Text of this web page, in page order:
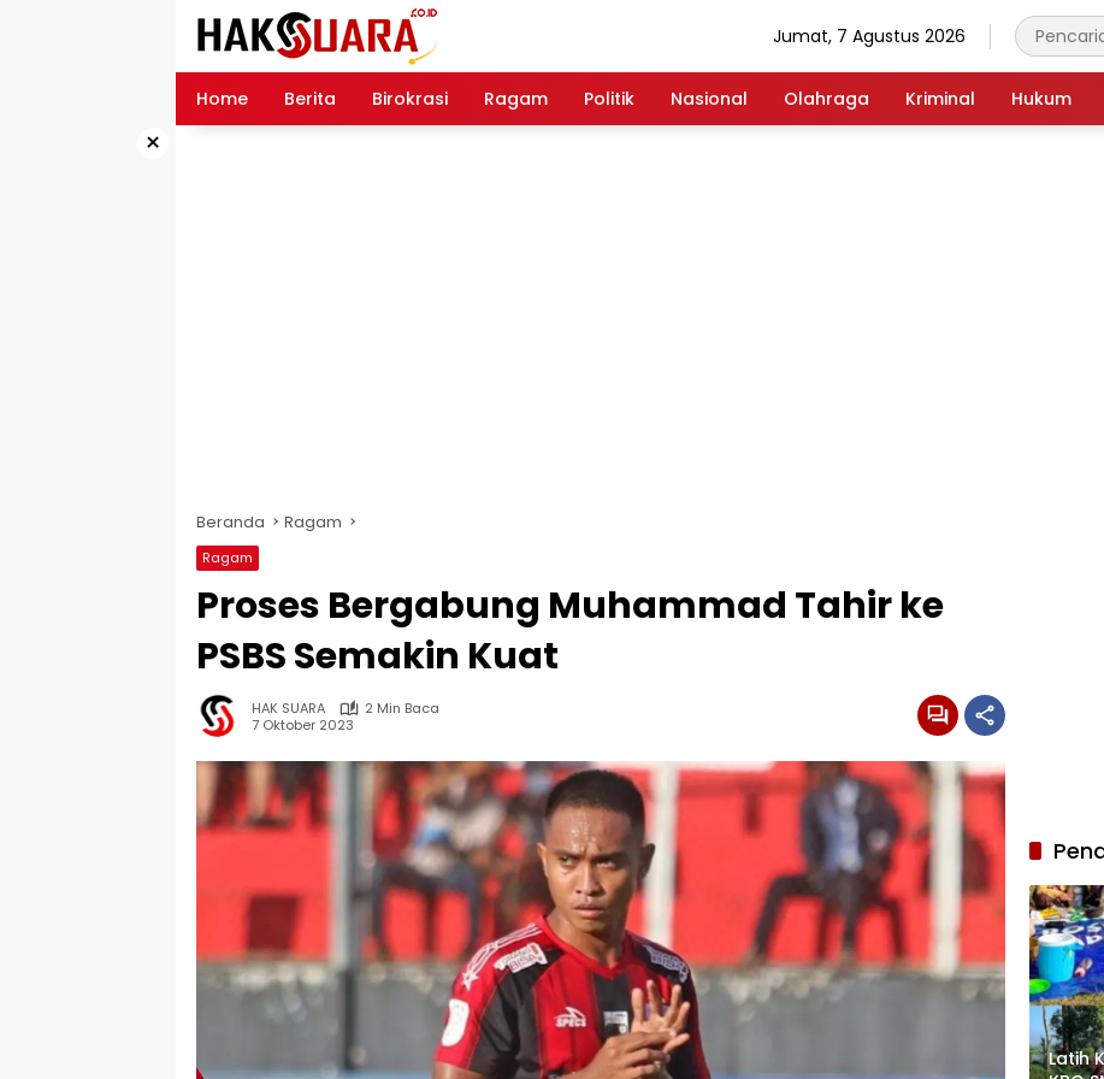
Jumat, 7 Agustus 2026
Home Berita Birokrasi Ragam Politik Nasional Olahraga Kriminal Hukum
×
Beranda Ragam
Ragam
Proses Bergabung Muhammad Tahir ke
PSBS Semakin Kuat
HAK SUARA
2 Min Baca
7 Oktober 2023
Latih